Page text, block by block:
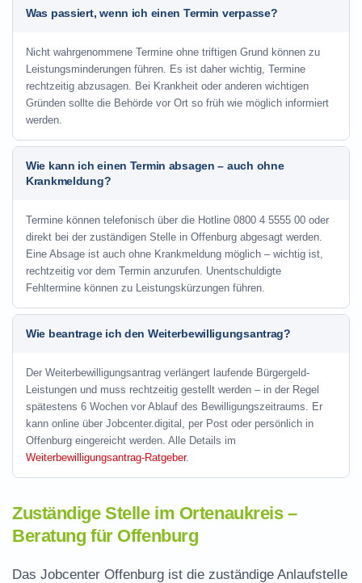
Was passiert, wenn ich einen Termin verpasse?
Nicht wahrgenommene Termine ohne triftigen Grund können zu
Leistungsminderungen führen. Es ist daher wichtig, Termine
rechtzeitig abzusagen. Bei Krankheit oder anderen wichtigen
Gründen sollte die Behörde vor Ort so früh wie möglich informiert
werden.
Wie kann ich einen Termin absagen – auch ohne
Krankmeldung?
Termine können telefonisch über die Hotline 0800 4 5555 00 oder
direkt bei der zuständigen Stelle in Offenburg abgesagt werden.
Eine Absage ist auch ohne Krankmeldung möglich – wichtig ist,
rechtzeitig vor dem Termin anzurufen. Unentschuldigte
Fehltermine können zu Leistungskürzungen führen.
Wie beantrage ich den Weiterbewilligungsantrag?
Der Weiterbewilligungsantrag verlängert laufende Bürgergeld-
Leistungen und muss rechtzeitig gestellt werden – in der Regel
spätestens 6 Wochen vor Ablauf des Bewilligungszeitraums. Er
kann online über Jobcenter.digital, per Post oder persönlich in
Offenburg eingereicht werden. Alle Details im
Weiterbewilligungsantrag-Ratgeber.
Zuständige Stelle im Ortenaukreis –
Beratung für Offenburg
Das Jobcenter Offenburg ist die zuständige Anlaufstelle